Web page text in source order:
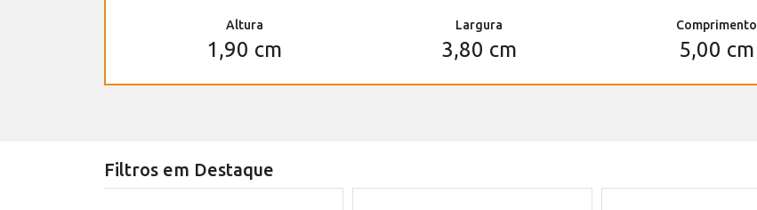
Altura
1,90 cm
Largura
3,80 cm
Comprimento
5,00 cm
Filtros em Destaque